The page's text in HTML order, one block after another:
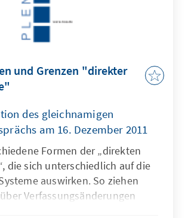
und Grenzen "direkter
des gleichnamigen
am 16. Dezember 2011
Formen der „direkten
die sich unterschiedlich auf die
auswirken. So ziehen
Verfassungsänderungen